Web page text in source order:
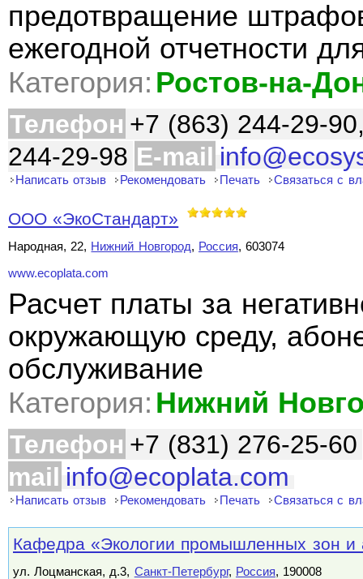
предотвращение
ежегодной отчетности
Категория: Ростов-на-
Телефон +7 (863) 244-29-
244-29-98 E-mail
Написать отзыв Рекомендовать Печать Связаться с
ООО «ЭкоСтандарт»
Народная, 22, Нижний Новгород, Россия, 603074
www.ecoplata.com
Расчет платы за
окружающую среду,
обслуживание
Категория: Нижний
Телефон +7 (831) 276-25-60
mail info@ecoplata.com
Написать отзыв Рекомендовать Печать Связаться с
Кафедра «Экологии промышленных зон
ул. Лоцманская, д.3, Санкт-Петербург, Россия, 190008